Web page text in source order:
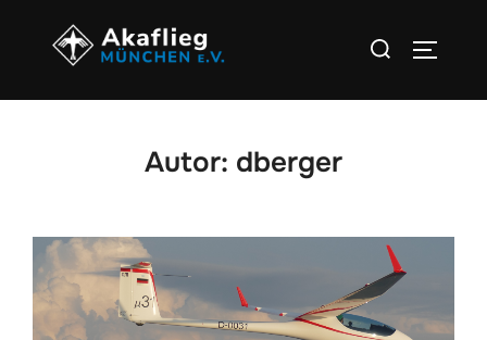
Inhalten
Suchen
Autor: dberger